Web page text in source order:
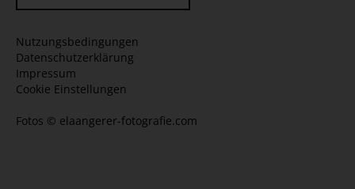
Nutzungsbedingungen
Datenschutzerklärung
Impressum
Cookie Einstellungen
Fotos © elaangerer-fotografie.com